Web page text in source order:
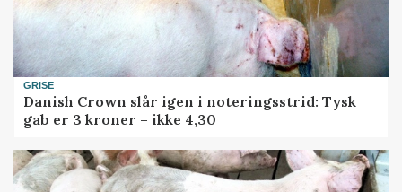
GRISE
Danish Crown slår igen i noteringsstrid: Tysk
gab er 3 kroner – ikke 4,30